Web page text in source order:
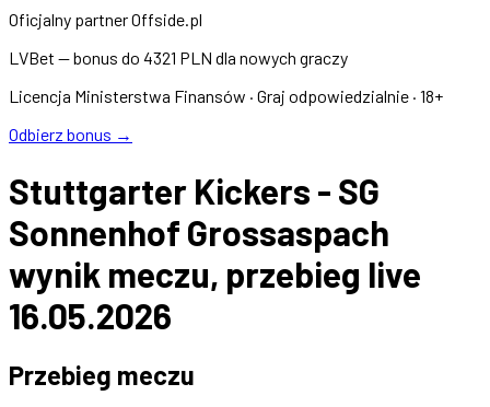
Oficjalny partner Offside.pl
LVBet — bonus do 4321 PLN dla nowych graczy
Licencja Ministerstwa Finansów · Graj odpowiedzialnie · 18+
Odbierz bonus →
Stuttgarter Kickers - SG
Sonnenhof Grossaspach
wynik meczu, przebieg live
16.05.2026
Przebieg meczu